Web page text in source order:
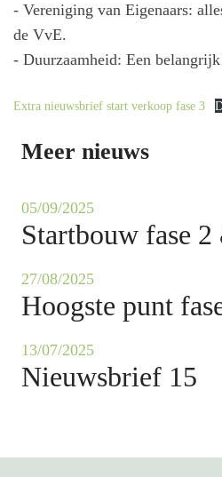
- Vereniging van Eigenaars:
de VvE.
- Duurzaamheid: Een belangrijk
Extra nieuwsbrief start verkoop fase 3
Meer nieuws
05/09/2025
Startbouw fase
27/08/2025
Hoogste punt
13/07/2025
Nieuwsbrief 15